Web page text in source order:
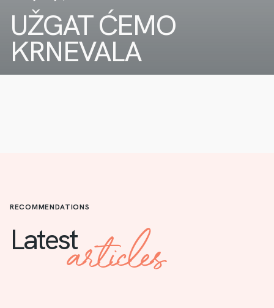
UŽGAT ĆEMO
KRNEVALA
RECOMMENDATIONS
Latestarticles